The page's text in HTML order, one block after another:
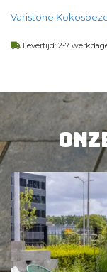
Varistone
Levertijd: 2-7
BEKIJK